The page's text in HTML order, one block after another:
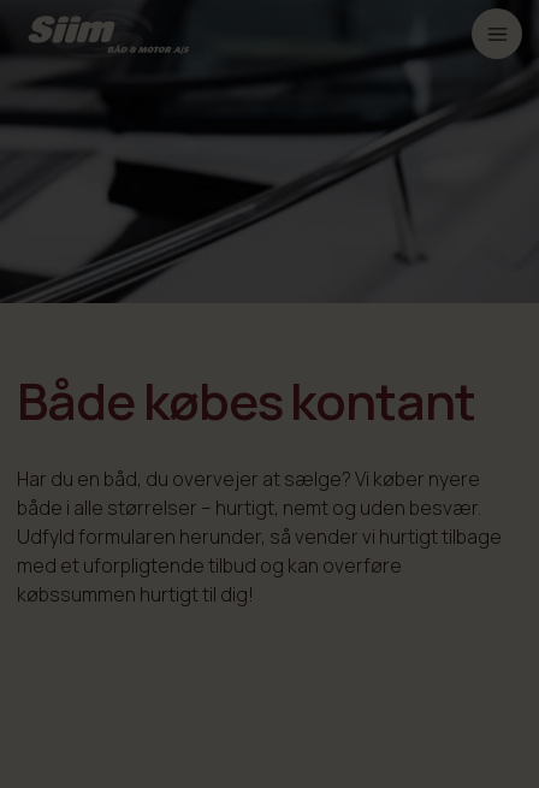
Både købes kontant
Har du en båd, du overvejer at sælge? Vi køber nyere
både i alle størrelser – hurtigt, nemt og uden besvær.
Udfyld formularen herunder, så vender vi hurtigt tilbage
med et uforpligtende tilbud og kan overføre
købssummen hurtigt til dig!